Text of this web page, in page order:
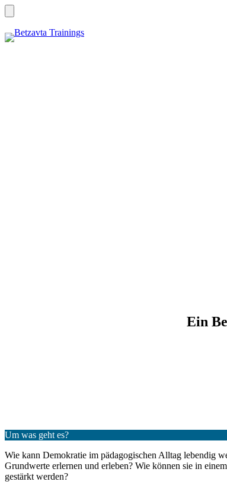
Ein
Um was geht es?
Wie kann Demokratie im pädagogischen Alltag lebendig
Grundwerte erlernen und erleben? Wie können sie in
gestärkt werden?